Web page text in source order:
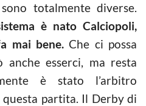
totalmente diverse.
è nato Calciopoli,
mai bene.Che ci possa
anche esserci, ma resta
è stato l’arbitro
partita. Il Derby di